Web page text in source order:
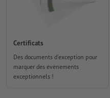
Certificats
Des documents d'exception pour
marquer des évènements
exceptionnels !